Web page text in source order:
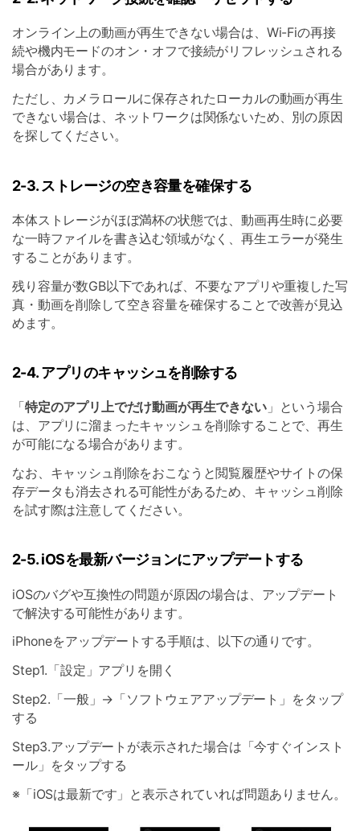
オンライン上の動画が再生できない場合は、Wi-Fiの再接
続や機内モードのオン・オフで接続がリフレッシュされる
場合があります。
ただし、カメラロールに保存されたローカルの動画が再生
できない場合は、ネットワークは関係ないため、別の原因
を探してください。
2-3. ストレージの空き容量を確保する
本体ストレージがほぼ満杯の状態では、動画再生時に必要
な一時ファイルを書き込む領域がなく、再生エラーが発生
することがあります。
残り容量が数GB以下であれば、不要なアプリや重複した写
真・動画を削除して空き容量を確保することで改善が見込
めます。
2-4. アプリのキャッシュを削除する
「特定のアプリ上でだけ動画が再生できない」という場合
は、アプリに溜まったキャッシュを削除することで、再生
が可能になる場合があります。
なお、キャッシュ削除をおこなうと閲覧履歴やサイトの保
存データも消去される可能性があるため、キャッシュ削除
を試す際は注意してください。
2-5. iOSを最新バージョンにアップデートする
iOSのバグや互換性の問題が原因の場合は、アップデート
で解決する可能性があります。
iPhoneをアップデートする手順は、以下の通りです。
Step1.「設定」アプリを開く
Step2.「一般」→「ソフトウェアアップデート」をタップ
する
Step3.アップデートが表示された場合は「今すぐインスト
ール」をタップする
※「iOSは最新です」と表示されていれば問題ありません。